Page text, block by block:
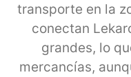
transporte en la
conectan
grandes, lo
mercancías,